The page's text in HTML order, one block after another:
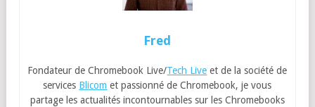
Fred
Fondateur de Chromebook Live/Tech Live et de la société de
services Blicom et passionné de Chromebook, je vous
partage les actualités incontournables sur les Chromebooks